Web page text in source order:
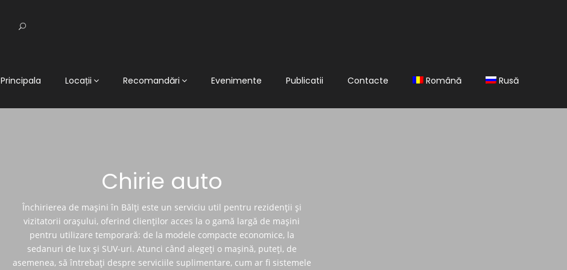
Principala Locații Recomandări Evenimente Publicatii Contacte Română Rusă
Chirie auto
Închirierea de mașini în Bălți este un serviciu util pentru rezidenții și
vizitatorii orașului, oferind clienților acces la o gamă largă de mașini
pentru utilizare temporară: de la modele compacte economice, la
sedanuri de lux și SUV-uri. Atunci când alegeți o mașină, puteți, de
asemenea, să întrebați despre serviciile suplimentare, cum ar fi sistemele